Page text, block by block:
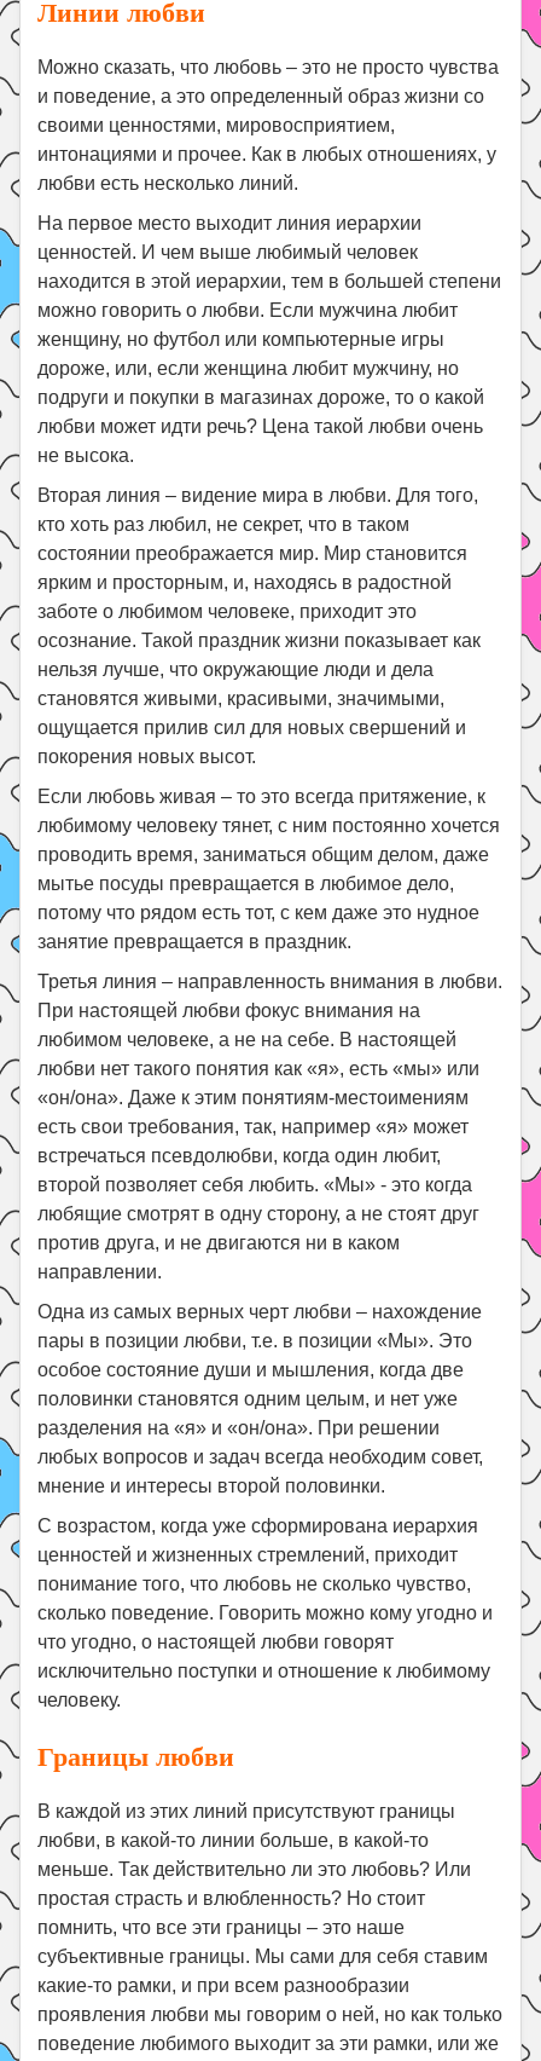
Линии любви
Можно сказать, что любовь – это не просто чувства
и поведение, а это определенный образ жизни со
своими ценностями, мировосприятием,
интонациями и прочее. Как в любых отношениях, у
любви есть несколько линий.
На первое место выходит линия иерархии
ценностей. И чем выше любимый человек
находится в этой иерархии, тем в большей степени
можно говорить о любви. Если мужчина любит
женщину, но футбол или компьютерные игры
дороже, или, если женщина любит мужчину, но
подруги и покупки в магазинах дороже, то о какой
любви может идти речь? Цена такой любви очень
не высока.
Вторая линия – видение мира в любви. Для того,
кто хоть раз любил, не секрет, что в таком
состоянии преображается мир. Мир становится
ярким и просторным, и, находясь в радостной
заботе о любимом человеке, приходит это
осознание. Такой праздник жизни показывает как
нельзя лучше, что окружающие люди и дела
становятся живыми, красивыми, значимыми,
ощущается прилив сил для новых свершений и
покорения новых высот.
Если любовь живая – то это всегда притяжение, к
любимому человеку тянет, с ним постоянно хочется
проводить время, заниматься общим делом, даже
мытье посуды превращается в любимое дело,
потому что рядом есть тот, с кем даже это нудное
занятие превращается в праздник.
Третья линия – направленность внимания в любви.
При настоящей любви фокус внимания на
любимом человеке, а не на себе. В настоящей
любви нет такого понятия как «я», есть «мы» или
«он/она». Даже к этим понятиям-местоимениям
есть свои требования, так, например «я» может
встречаться псевдолюбви, когда один любит,
второй позволяет себя любить. «Мы» - это когда
любящие смотрят в одну сторону, а не стоят друг
против друга, и не двигаются ни в каком
направлении.
Одна из самых верных черт любви – нахождение
пары в позиции любви, т.е. в позиции «Мы». Это
особое состояние души и мышления, когда две
половинки становятся одним целым, и нет уже
разделения на «я» и «он/она». При решении
любых вопросов и задач всегда необходим совет,
мнение и интересы второй половинки.
С возрастом, когда уже сформирована иерархия
ценностей и жизненных стремлений, приходит
понимание того, что любовь не сколько чувство,
сколько поведение. Говорить можно кому угодно и
что угодно, о настоящей любви говорят
исключительно поступки и отношение к любимому
человеку.
Границы любви
В каждой из этих линий присутствуют границы
любви, в какой-то линии больше, в какой-то
меньше. Так действительно ли это любовь? Или
простая страсть и влюбленность? Но стоит
помнить, что все эти границы – это наше
субъективные границы. Мы сами для себя ставим
какие-то рамки, и при всем разнообразии
проявления любви мы говорим о ней, но как только
поведение любимого выходит за эти рамки, или же